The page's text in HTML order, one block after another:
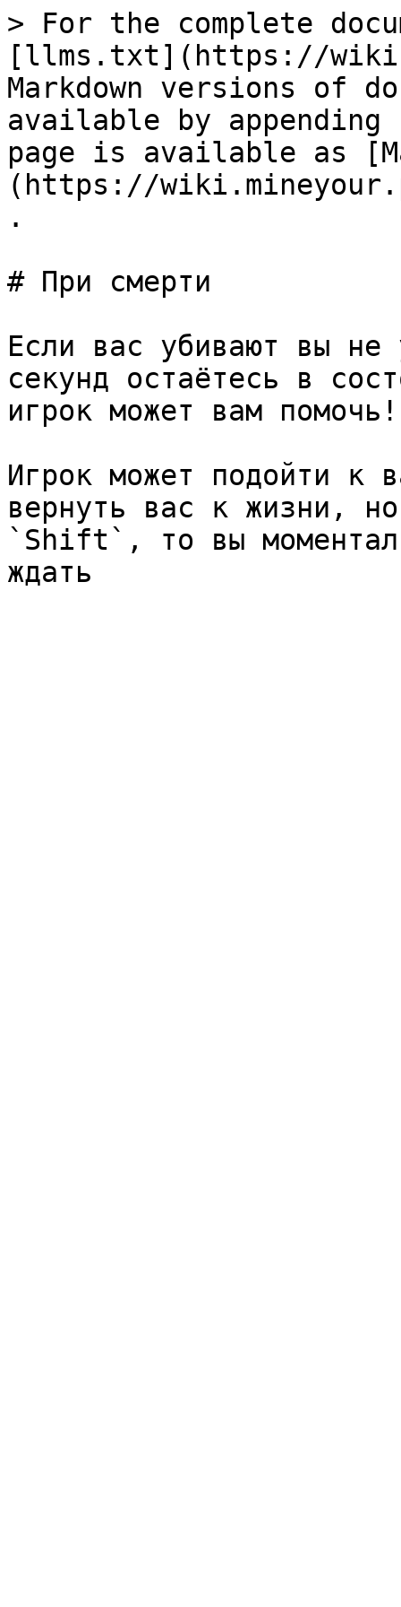
> For the complete
[llms.txt](https://
Markdown versions of
available by
page is available as
(https://
.
# При смерти
Если вас убивают вы
секунд остаётесь в
игрок может вам помочь!
Игрок может подойти
вернуть вас к жизни,
`Shift`, то вы